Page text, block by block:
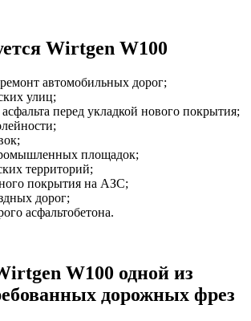
Wirtgen W100
автомобильных дорог;
улиц;
перед укладкой нового покрытия;
площадок;
территорий;
покрытия на АЗС;
дорог;
асфальтобетона.
W100 одной из
дорожных фрез